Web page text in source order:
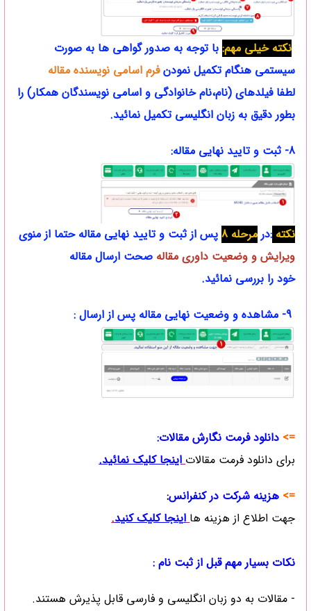
نکته خیلی مهم:با توجه به صدور گواهی ها به صورت
سیستمی هنگام تکمیل نمودنفرم اسامی نویسنده مقاله
لطفا فیلدهای (نام،نام خانوادگی و اسامی نویسندگان همکار) را
بطور دقیق به زبان انگلیسی تکمیل نمائید.
8- ثبت و تایید نهایی مقاله:
نکته :درمرحله 8 پس از ثبت و تایید نهایی مقاله حتما از منوی
ویرایش و وضعیت داوری مقاله صحت ارسال مقاله
خود را بررسی نمائید.
=> دانلود فرمت نگارش مقالات:
برای دانلود فرمت مقالات اینجا کلیک نمائید.
=> هزینه شرکت در کنفرانس:
جهت اطلاع از هزینه ها اینجا کلیک کنید.
نکات بسیار مهم قبل از ثبت نام :
- مقالات به دو زبان انگلیسی و فارسی قابل پذیرش هستند.